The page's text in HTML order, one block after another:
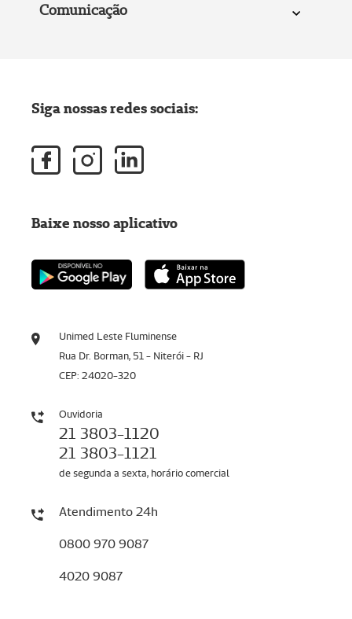
Comunicação
Unimed Leste Fluminense
Rua Dr. Borman, 51 - Niterói - RJ
CEP: 24020-320
Ouvidoria
21 3803-1120
21 3803-1121
de segunda a sexta, horário comercial
Atendimento 24h
0800 970 9087
4020 9087
Siga nossas redes sociais:
Baixe nosso aplicativo